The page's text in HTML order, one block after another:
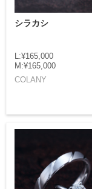
シラカシ
L:¥165,000
M:¥165,000
COLANY